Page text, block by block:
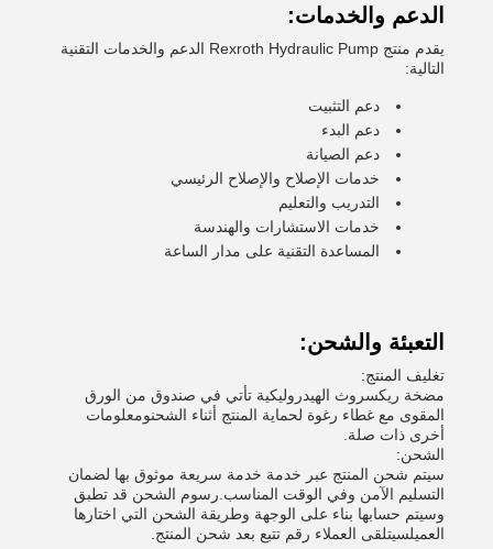
الدعم والخدمات:
يقدم منتج Rexroth Hydraulic Pump الدعم والخدمات التقنية
التالية:
دعم التثبيت
دعم البدء
دعم الصيانة
خدمات الإصلاح والإصلاح الرئيسي
التدريب والتعليم
خدمات الاستشارات والهندسة
المساعدة التقنية على مدار الساعة
التعبئة والشحن:
تغليف المنتج:
مضخة ريكسروث الهيدروليكية تأتي في صندوق من الورق
المقوى مع غطاء رغوة لحماية المنتج أثناء الشحنومعلومات
أخرى ذات صلة.
الشحن:
سيتم شحن المنتج عبر خدمة خدمة سريعة موثوق بها لضمان
التسليم الآمن وفي الوقت المناسب.رسوم الشحن قد تطبق
وسيتم حسابها بناء على الوجهة وطريقة الشحن التي اختارها
العميلسيتلقى العملاء رقم تتبع بعد شحن المنتج.